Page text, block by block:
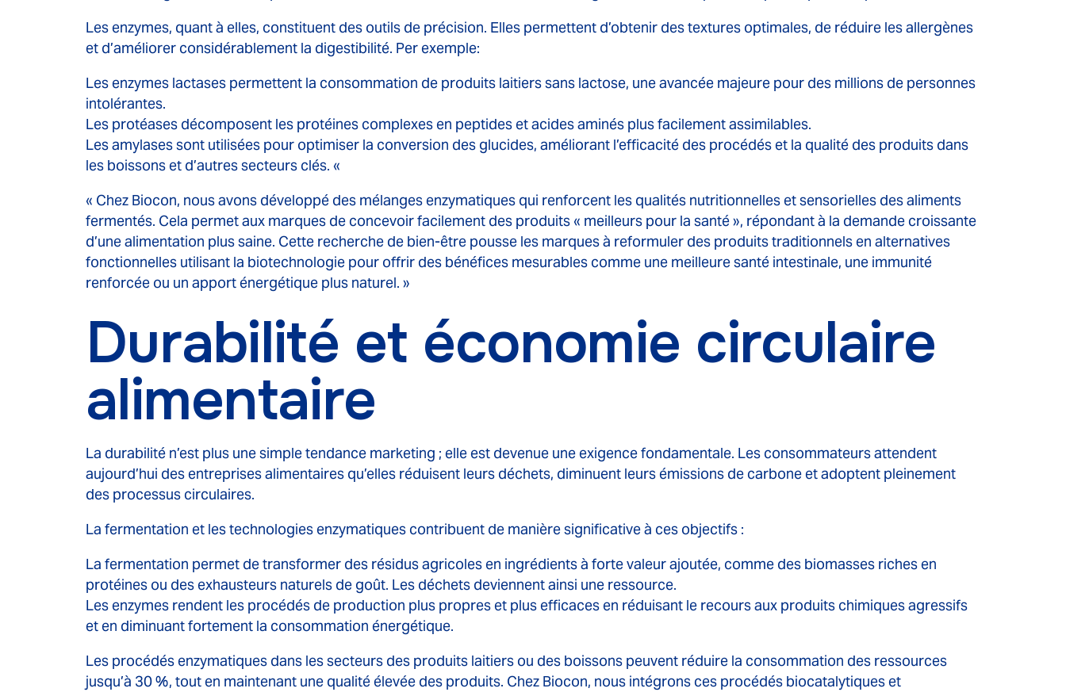
Les enzymes, quant à elles, constituent des outils de précision. Elles permettent d’obtenir des textures optimales, de réduire les allergènes
et d’améliorer considérablement la digestibilité. Per exemple:
Les enzymes lactases permettent la consommation de produits laitiers sans lactose, une avancée majeure pour des millions de personnes
intolérantes.
Les protéases décomposent les protéines complexes en peptides et acides aminés plus facilement assimilables.
Les amylases sont utilisées pour optimiser la conversion des glucides, améliorant l’efficacité des procédés et la qualité des produits dans
les boissons et d’autres secteurs clés. «
« Chez Biocon, nous avons développé des mélanges enzymatiques qui renforcent les qualités nutritionnelles et sensorielles des aliments
fermentés. Cela permet aux marques de concevoir facilement des produits « meilleurs pour la santé », répondant à la demande croissante
d’une alimentation plus saine. Cette recherche de bien-être pousse les marques à reformuler des produits traditionnels en alternatives
fonctionnelles utilisant la biotechnologie pour offrir des bénéfices mesurables comme une meilleure santé intestinale, une immunité
renforcée ou un apport énergétique plus naturel. »
Durabilité et économie circulaire
alimentaire
La durabilité n’est plus une simple tendance marketing ; elle est devenue une exigence fondamentale. Les consommateurs attendent
aujourd’hui des entreprises alimentaires qu’elles réduisent leurs déchets, diminuent leurs émissions de carbone et adoptent pleinement
des processus circulaires.
La fermentation et les technologies enzymatiques contribuent de manière significative à ces objectifs :
La fermentation permet de transformer des résidus agricoles en ingrédients à forte valeur ajoutée, comme des biomasses riches en
protéines ou des exhausteurs naturels de goût. Les déchets deviennent ainsi une ressource.
Les enzymes rendent les procédés de production plus propres et plus efficaces en réduisant le recours aux produits chimiques agressifs
et en diminuant fortement la consommation énergétique.
Les procédés enzymatiques dans les secteurs des produits laitiers ou des boissons peuvent réduire la consommation des ressources
jusqu’à 30 %, tout en maintenant une qualité élevée des produits. Chez Biocon, nous intégrons ces procédés biocatalytiques et